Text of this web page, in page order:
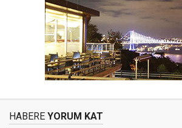
HABERE YORUM KAT